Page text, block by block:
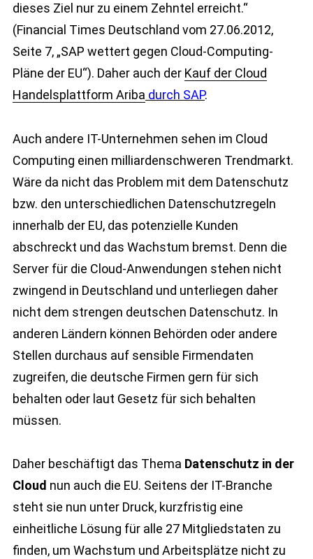
dieses Ziel nur zu einem Zehntel erreicht.“
(Financial Times Deutschland vom 27.06.2012,
Seite 7, „SAP wettert gegen Cloud-Computing-
Pläne der EU“). Daher auch der Kauf der Cloud
Handelsplattform Ariba durch SAP.
Auch andere IT-Unternehmen sehen im Cloud
Computing einen milliardenschweren Trendmarkt.
Wäre da nicht das Problem mit dem Datenschutz
bzw. den unterschiedlichen Datenschutzregeln
innerhalb der EU, das potenzielle Kunden
abschreckt und das Wachstum bremst. Denn die
Server für die Cloud-Anwendungen stehen nicht
zwingend in Deutschland und unterliegen daher
nicht dem strengen deutschen Datenschutz. In
anderen Ländern können Behörden oder andere
Stellen durchaus auf sensible Firmendaten
zugreifen, die deutsche Firmen gern für sich
behalten oder laut Gesetz für sich behalten
müssen.
Daher beschäftigt das Thema Datenschutz in der
Cloud nun auch die EU. Seitens der IT-Branche
steht sie nun unter Druck, kurzfristig eine
einheitliche Lösung für alle 27 Mitgliedstaten zu
finden, um Wachstum und Arbeitsplätze nicht zu